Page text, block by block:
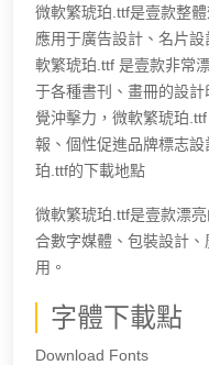
微軟繁琥珀.ttf是壹款整
應用于廣告設計、名片
軟繁琥珀.ttf 是壹款非常
于各種書刊、畫冊的設
覺沖擊力，微軟繁琥珀
報、個性促進品牌標志
珀.ttf的下載地點
微軟繁琥珀.ttf是壹款漂
合數字媒體、包裝設計
用。
字體下載點
Download Fonts